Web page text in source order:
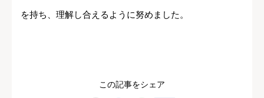
を持ち、理解し合えるように努めました。
この記事をシェア